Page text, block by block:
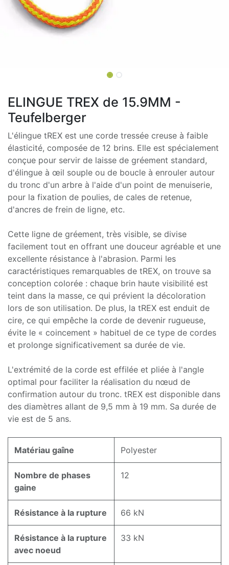
ELINGUE TREX de 15.9MM -
Teufelberger
L'élingue tREX est une corde tressée creuse à faible
élasticité, composée de 12 brins. Elle est spécialement
conçue pour servir de laisse de gréement standard,
d'élingue à œil souple ou de boucle à enrouler autour
du tronc d'un arbre à l'aide d'un point de menuiserie,
pour la fixation de poulies, de cales de retenue,
d'ancres de frein de ligne, etc.
Cette ligne de gréement, très visible, se divise
facilement tout en offrant une douceur agréable et une
excellente résistance à l'abrasion. Parmi les
caractéristiques remarquables de tREX, on trouve sa
conception colorée : chaque brin haute visibilité est
teint dans la masse, ce qui prévient la décoloration
lors de son utilisation. De plus, la tREX est enduit de
cire, ce qui empêche la corde de devenir rugueuse,
évite le « coincement » habituel de ce type de cordes
et prolonge significativement sa durée de vie.
L'extrémité de la corde est effilée et pliée à l'angle
optimal pour faciliter la réalisation du nœud de
confirmation autour du tronc. tREX est disponible dans
des diamètres allant de 9,5 mm à 19 mm. Sa durée de
vie est de 5 ans.
Matériau gaîne Polyester
Nombre de phases
gaine
12
Résistance à la rupture 66 kN
Résistance à la rupture
avec noeud
33 kN